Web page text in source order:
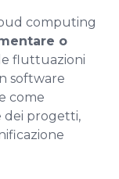
computing
o
fluttuazioni
software
come
dei progetti,